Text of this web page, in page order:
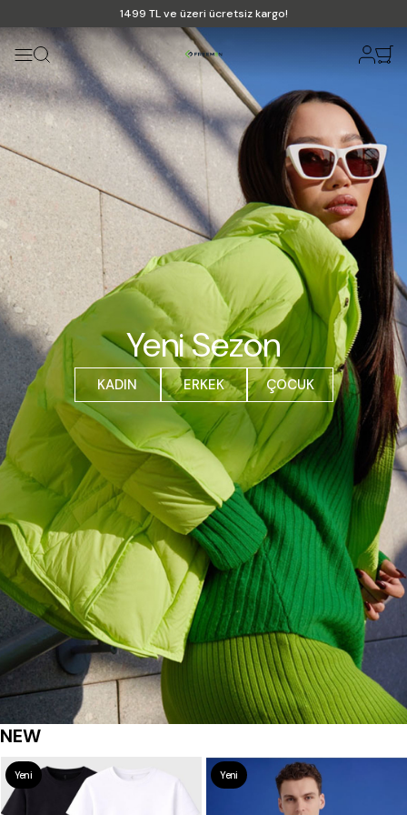
1499 TL ve üzeri ücretsiz kargo!
Yeni Sezon
KADIN ERKEK ÇOCUK
NEW
Yeni Yeni